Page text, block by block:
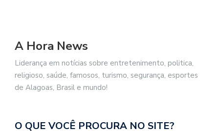
A Hora News
Liderança em notícias sobre entretenimento, politica,
religioso, saúde, famosos, turismo, segurança, esportes
de Alagoas, Brasil e mundo!
O QUE VOCÊ PROCURA NO SITE?